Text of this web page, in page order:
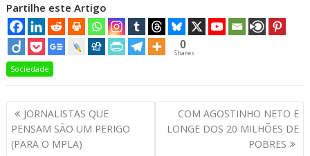
Partilhe este Artigo
0
Shares
Sociedade
Navegação
de
artigos
JORNALISTAS QUE
PENSAM SÃO UM PERIGO
(PARA O MPLA)
COM AGOSTINHO NETO E
LONGE DOS 20 MILHÕES DE
POBRES